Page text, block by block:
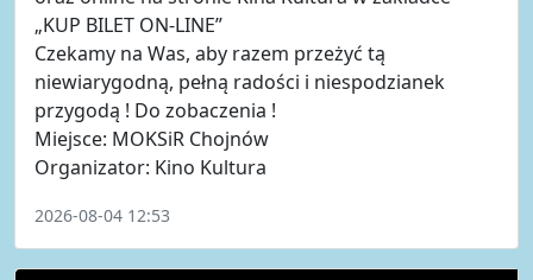
„KUP BILET ON-LINE”
Czekamy na Was, aby razem przeżyć tą
niewiarygodną, pełną radości i niespodzianek
przygodą ! Do zobaczenia !
Miejsce: MOKSiR Chojnów
Organizator: Kino Kultura
2026-08-04 12:53